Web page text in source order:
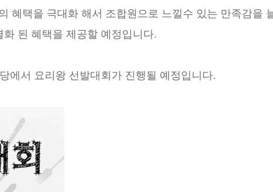
혜택을 극대화 해서 조합원으로 느낄수 있는 만족감을
된 혜택을 제공할 예정입니다.
에서 요리왕 선발대회가 진행될 예정입니다.